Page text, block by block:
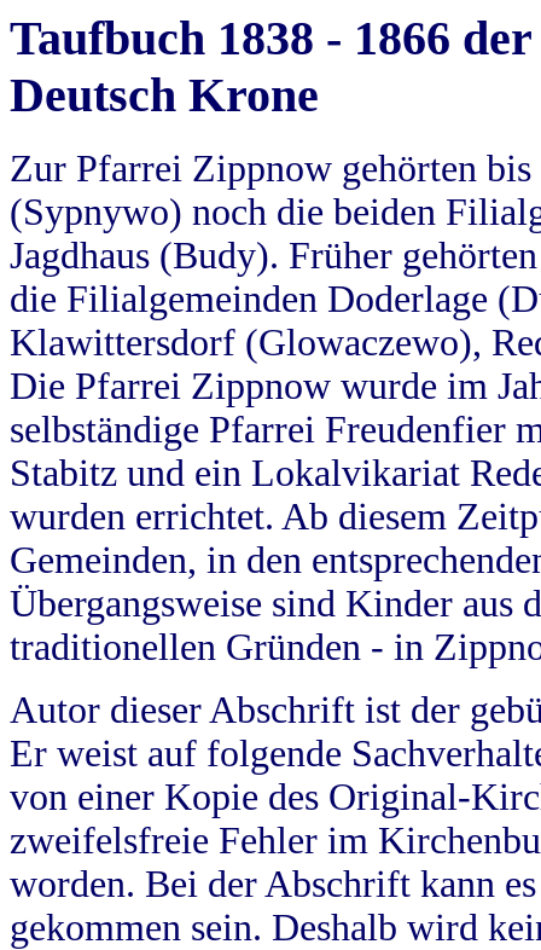
Taufbuch 1838 - 1866
Deutsch Krone
Zur Pfarrei Zippnow gehörten
(Sypnywo) noch die beiden
Jagdhaus (Budy). Früher
die Filialgemeinden Doderlage
Klawittersdorf (Glowaczewo),
Die Pfarrei Zippnow wurde im
selbständige Pfarrei Freudenfier
Stabitz und ein Lokalvikariat
wurden errichtet. Ab diesem
Gemeinden, in den
Übergangsweise sind Kinder aus
traditionellen Gründen - in
Autor dieser Abschrift ist der
Er weist auf folgende
von einer Kopie des Original-
zweifelsfreie Fehler im
worden. Bei der Abschrift kann
gekommen sein. Deshalb wird